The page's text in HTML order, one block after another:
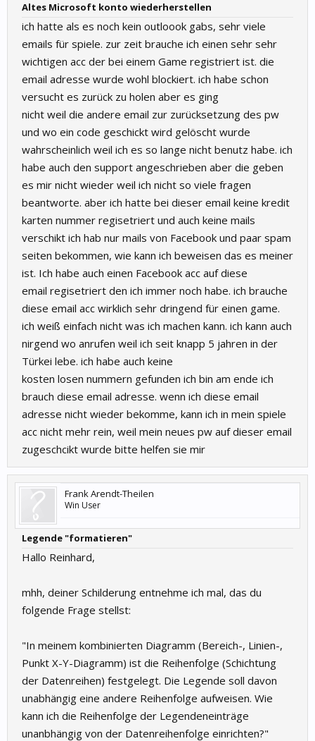
Altes Microsoft konto wiederherstellen
ich hatte als es noch kein outloook gabs, sehr viele
emails für spiele. zur zeit brauche ich einen sehr sehr
wichtigen acc der bei einem Game registriert ist. die
email adresse wurde wohl blockiert. ich habe schon
versucht es zurück zu holen aber es ging
nicht weil die andere email zur zurücksetzung des pw
und wo ein code geschickt wird gelöscht wurde
wahrscheinlich weil ich es so lange nicht benutz habe. ich
habe auch den support angeschrieben aber die geben
es mir nicht wieder weil ich nicht so viele fragen
beantworte. aber ich hatte bei dieser email keine kredit
karten nummer regisetriert und auch keine mails
verschikt ich hab nur mails von Facebook und paar spam
seiten bekommen, wie kann ich beweisen das es meiner
ist. Ich habe auch einen Facebook acc auf diese
email regisetriert den ich immer noch habe. ich brauche
diese email acc wirklich sehr dringend für einen game.
ich weiß einfach nicht was ich machen kann. ich kann auch
nirgend wo anrufen weil ich seit knapp 5 jahren in der
Türkei lebe. ich habe auch keine
kosten losen nummern gefunden ich bin am ende ich
brauch diese email adresse. wenn ich diese email
adresse nicht wieder bekomme, kann ich in mein spiele
acc nicht mehr rein, weil mein neues pw auf dieser email
zugeschcikt wurde bitte helfen sie mir
Frank Arendt-Theilen
Win User
Legende "formatieren"
Hallo Reinhard,
mhh, deiner Schilderung entnehme ich mal, das du
folgende Frage stellst:
"In meinem kombinierten Diagramm (Bereich-, Linien-,
Punkt X-Y-Diagramm) ist die Reihenfolge (Schichtung
der Datenreihen) festgelegt. Die Legende soll davon
unabhängig eine andere Reihenfolge aufweisen. Wie
kann ich die Reihenfolge der Legendeneinträge
unanbhängig von der Datenreihenfolge einrichten?"